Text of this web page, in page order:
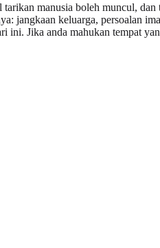
manusia boleh muncul,
jangkaan keluarga, persoalan
ini. Jika anda mahukan tempat